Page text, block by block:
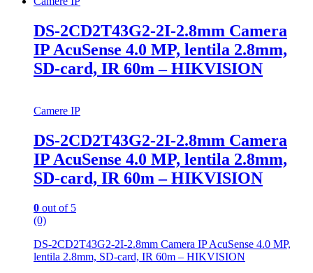
DS-2CD2T43G2-2I-2.8mm Camera
IP AcuSense 4.0 MP, lentila 2.8mm,
SD-card, IR 60m – HIKVISION
Camere IP
DS-2CD2T43G2-2I-2.8mm Camera
IP AcuSense 4.0 MP, lentila 2.8mm,
SD-card, IR 60m – HIKVISION
0 out of 5
(0)
DS-2CD2T43G2-2I-2.8mm Camera IP AcuSense 4.0 MP,
lentila 2.8mm, SD-card, IR 60m – HIKVISION